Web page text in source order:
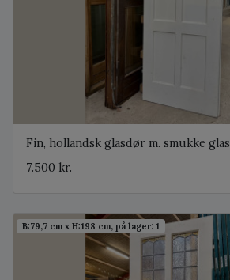
Fin, hollandsk glasdør m. smukke glas
7.500 kr.
B:79,7 cm x H:198 cm, på lager: 1